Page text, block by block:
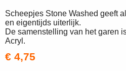
Scheepjes Stone Washed geeft
en eigentijds uiterlijk.
De samenstelling van het garen
Acryl.
€ 4,75